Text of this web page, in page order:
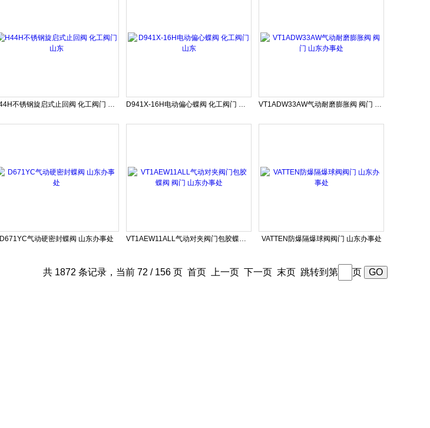
H44H不锈钢旋启式止回阀 化工阀门 山东 D941X-16H电动偏心蝶阀 化工阀门 山东 VT1ADW33AW气动耐磨膨胀阀 阀门 山东办事处
D671YC气动硬密封蝶阀 山东办事处 VT1AEW11ALL气动对夹阀门包胶蝶阀 阀门 山东办事处 VATTEN防爆隔爆球阀阀门 山东办事处
共 1872 条记录，当前 72 / 156 页 首页 上一页 下一页 末页 跳转到第 页